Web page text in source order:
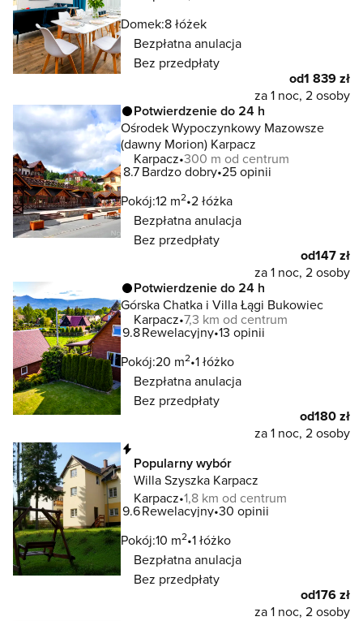
Domek:8 łóżek
Bezpłatna anulacja
Bez przedpłaty
od1 839 zł
za 1 noc, 2 osoby
Potwierdzenie do 24 h
Ośrodek Wypoczynkowy Mazowsze
(dawny Morion) Karpacz
Karpacz 300 m od centrum
8.7Bardzo dobry 25 opinii
Pokój:12 m2 2 łóżka
Bezpłatna anulacja
Bez przedpłaty
od147 zł
za 1 noc, 2 osoby
Potwierdzenie do 24 h
Górska Chatka i Villa Łągi Bukowiec
Karpacz 7,3 km od centrum
9.8Rewelacyjny 13 opinii
Pokój:20 m2 1 łóżko
Bezpłatna anulacja
Bez przedpłaty
od180 zł
za 1 noc, 2 osoby
Popularny wybór
Willa Szyszka Karpacz
Karpacz 1,8 km od centrum
9.6Rewelacyjny 30 opinii
Pokój:10 m2 1 łóżko
Bezpłatna anulacja
Bez przedpłaty
od176 zł
za 1 noc, 2 osoby